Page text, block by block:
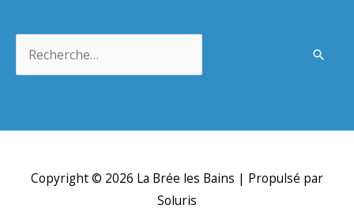
Copyright © 2026 La Brée les Bains | Propulsé par
Soluris